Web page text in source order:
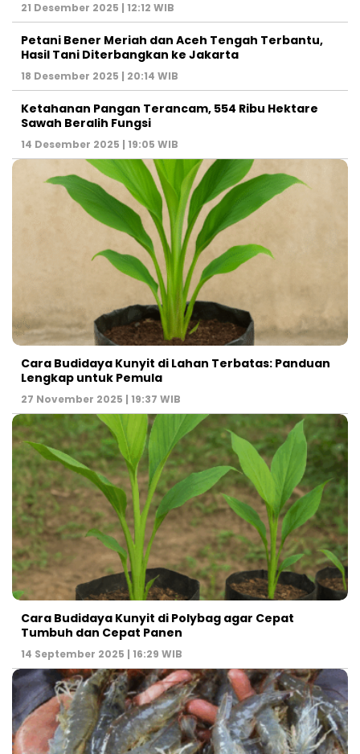
21 Desember 2025 | 12:12 WIB
Petani Bener Meriah dan Aceh Tengah Terbantu,
Hasil Tani Diterbangkan ke Jakarta
18 Desember 2025 | 20:14 WIB
Ketahanan Pangan Terancam, 554 Ribu Hektare
Sawah Beralih Fungsi
14 Desember 2025 | 19:05 WIB
Cara Budidaya Kunyit di Lahan Terbatas: Panduan
Lengkap untuk Pemula
27 November 2025 | 19:37 WIB
Cara Budidaya Kunyit di Polybag agar Cepat
Tumbuh dan Cepat Panen
14 September 2025 | 16:29 WIB